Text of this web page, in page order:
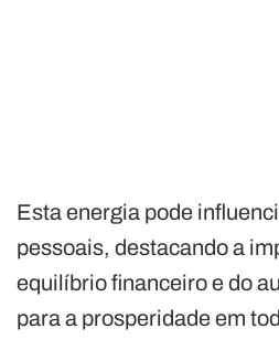
Esta energia pode
pessoais, destacando a
equilíbrio financeiro e do
para a prosperidade em